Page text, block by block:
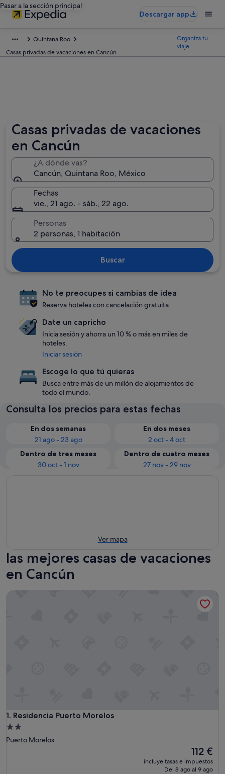
Pasar a la sección principal
Descargar app
Quintana Roo
Casas privadas de vacaciones en Cancún
Organiza tu
viaje
Casas privadas de vacaciones
en Cancún
¿A dónde vas?
Cancún, Quintana Roo, México
Fechas
vie., 21 ago. - sáb., 22 ago.
Personas
2 personas, 1 habitación
Buscar
No te preocupes si cambias de idea
Reserva hoteles con cancelación gratuita.
Date un capricho
Inicia sesión y ahorra un 10 % o más en miles de
hoteles.
Iniciar sesión
Escoge lo que tú quieras
Busca entre más de un millón de alojamientos de
todo el mundo.
Consulta los precios para estas fechas
En dos semanas
21 ago - 23 ago
En dos meses
2 oct - 4 oct
Dentro de tres meses
30 oct - 1 nov
Dentro de cuatro meses
27 nov - 29 nov
Ver mapa
las mejores casas de vacaciones
en Cancún
1. Residencia Puerto Morelos
Residencia Puerto Morelos
Alojamiento
de
Puerto Morelos
El
precio
actual
112 €
incluye tasas e impuestos
Del 8 ago al 9 ago